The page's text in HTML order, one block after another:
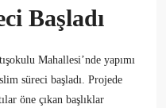
Başladı
Mahallesi’nde yapımı
süreci başladı. Projede
öne çıkan başlıklar